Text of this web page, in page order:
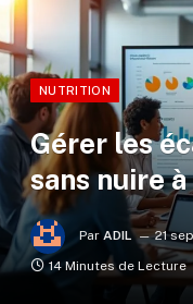
NUTRITION
Gérer les
sans nuire
Par ADIL 21
14 Minutes de Lecture